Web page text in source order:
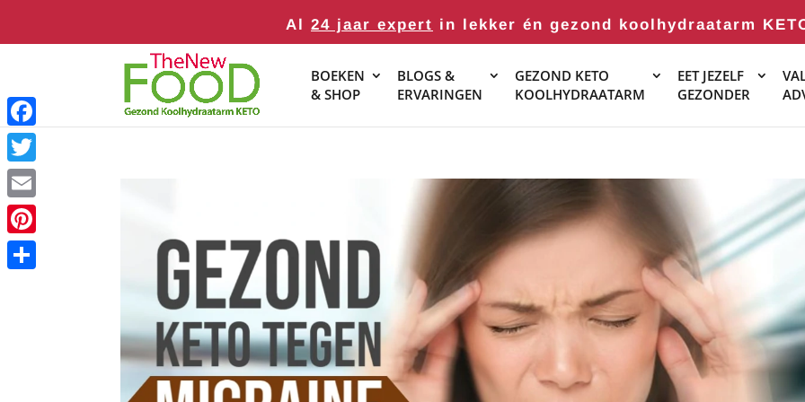
Al 24 jaar expert in lekker én gezond koolhydraatarm
BOEKEN
& SHOP
BLOGS &
ERVARINGEN
GEZOND KETO
KOOLHYDRAATARM
EET JEZELF
GEZONDER
Facebook
Twitter
Email
Pinterest